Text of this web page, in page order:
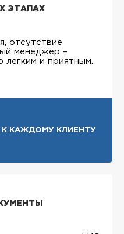
ЭТАПАХ
отсутствие
менеджер –
легким и приятным.
КАЖДОМУ КЛИЕНТУ